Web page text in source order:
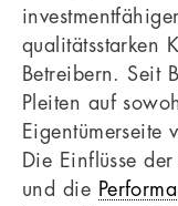
qualitätsstarken
Betreibern. Seit
Pleiten auf
Eigentümerseite
Die Einflüsse
und die